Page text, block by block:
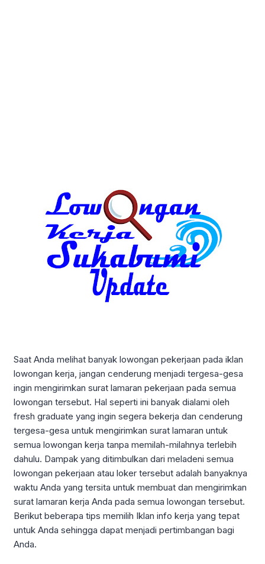
Saat Anda melihat banyak lowongan pekerjaan pada iklan
lowongan kerja, jangan cenderung menjadi tergesa-gesa
ingin mengirimkan surat lamaran pekerjaan pada semua
lowongan tersebut. Hal seperti ini banyak dialami oleh
fresh graduate yang ingin segera bekerja dan cenderung
tergesa-gesa untuk mengirimkan surat lamaran untuk
semua lowongan kerja tanpa memilah-milahnya terlebih
dahulu. Dampak yang ditimbulkan dari meladeni semua
lowongan pekerjaan atau loker tersebut adalah banyaknya
waktu Anda yang tersita untuk membuat dan mengirimkan
surat lamaran kerja Anda pada semua lowongan tersebut.
Berikut beberapa tips memilih Iklan info kerja yang tepat
untuk Anda sehingga dapat menjadi pertimbangan bagi
Anda.